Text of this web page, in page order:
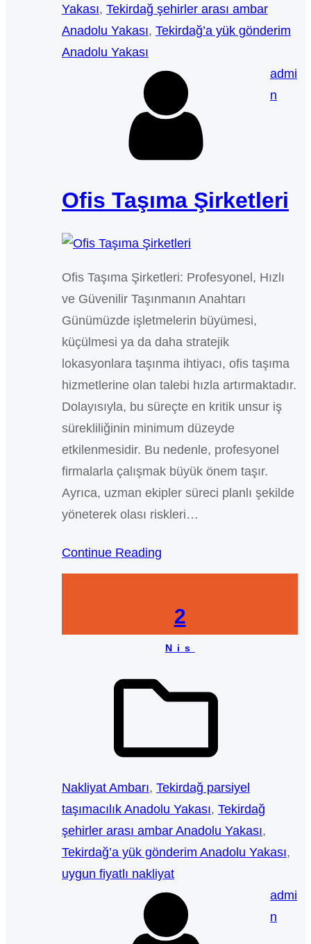
Yakası, Tekirdağ şehirler arası ambar
Anadolu Yakası, Tekirdağ’a yük gönderim
Anadolu Yakası
admi
n
Ofis Taşıma Şirketleri
Ofis Taşıma Şirketleri: Profesyonel, Hızlı
ve Güvenilir Taşınmanın Anahtarı
Günümüzde işletmelerin büyümesi,
küçülmesi ya da daha stratejik
lokasyonlara taşınma ihtiyacı, ofis taşıma
hizmetlerine olan talebi hızla artırmaktadır.
Dolayısıyla, bu süreçte en kritik unsur iş
sürekliliğinin minimum düzeyde
etkilenmesidir. Bu nedenle, profesyonel
firmalarla çalışmak büyük önem taşır.
Ayrıca, uzman ekipler süreci planlı şekilde
yöneterek olası riskleri…
Continue Reading
2
Nis
Nakliyat Ambarı, Tekirdağ parsiyel
taşımacılık Anadolu Yakası, Tekirdağ
şehirler arası ambar Anadolu Yakası
Tekirdağ’a yük gönderim Anadolu Yakası
uygun fiyatlı nakliyat
admi
n